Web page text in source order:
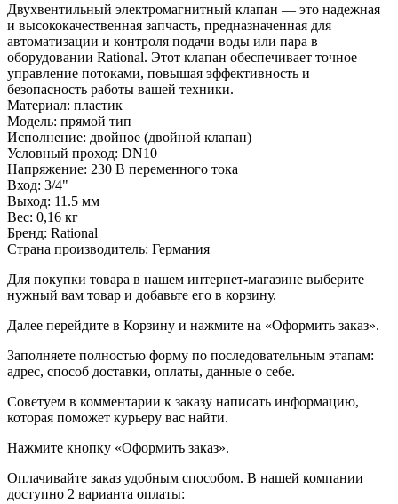
Двухвентильный электромагнитный клапан — это надежная
и высококачественная запчасть, предназначенная для
автоматизации и контроля подачи воды или пара в
оборудовании Rational. Этот клапан обеспечивает точное
управление потоками, повышая эффективность и
безопасность работы вашей техники.
Материал: пластик
Модель: прямой тип
Исполнение: двойное (двойной клапан)
Условный проход: DN10
Напряжение: 230 В переменного тока
Вход: 3/4"
Выход: 11.5 мм
Вес: 0,16 кг
Бренд: Rational
Страна производитель: Германия
Для покупки товара в нашем интернет-магазине выберите
нужный вам товар и добавьте его в корзину.
Далее перейдите в Корзину и нажмите на «Оформить заказ».
​​​​​​​Заполняете полностью форму по последовательным этапам:
адрес, способ доставки, оплаты, данные о себе.
​​​​​​​Советуем в комментарии к заказу написать информацию,
которая поможет курьеру вас найти.
​​​​​​​Нажмите кнопку «Оформить заказ».
Оплачивайте заказ удобным способом. В нашей компании
доступно 2 варианта оплаты: